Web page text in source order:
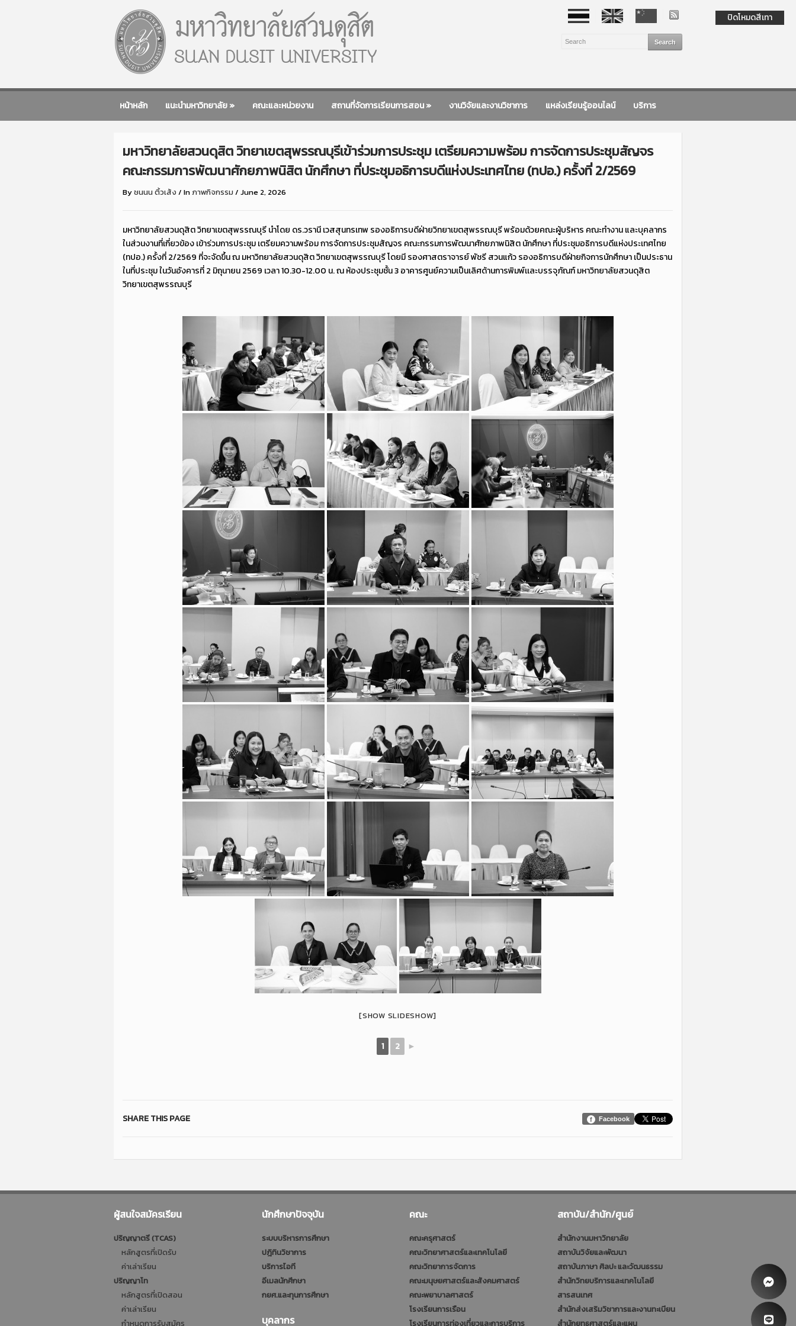
หน้าหลัก แนะนำมหาวิทยาลัย» คณะและหน่วยงาน สถานที่จัดการเรียนการสอน» งานวิจัยและงานวิชาการ แหล่งเรียนรู้ออนไลน์ บริการ
มหาวิทยาลัยสวนดุสิต วิทยาเขตสุพรรณบุรีเข้าร่วมการประชุม เตรียมความพร้อม การจัดการประชุมสัญจร
คณะกรรมการพัฒนาศักยภาพนิสิต นักศึกษา ที่ประชุมอธิการบดีแห่งประเทศไทย (ทปอ.) ครั้งที่ 2/2569
Byชนนน ติ้วเส้ง / Inภาพกิจกรรม / June 2, 2026
มหาวิทยาลัยสวนดุสิต วิทยาเขตสุพรรณบุรี นำโดย ดร.วรานี เวสสุนทรเทพ รองอธิการบดีฝ่ายวิทยาเขตสุพรรณบุรี พร้อมด้วยคณะผู้บริหาร คณะทำงาน และบุคลากร
ในส่วนงานที่เกี่ยวข้อง เข้าร่วมการประชุม เตรียมความพร้อม การจัดการประชุมสัญจร คณะกรรมการพัฒนาศักยภาพนิสิต นักศึกษา ที่ประชุมอธิการบดีแห่งประเทศไทย
(ทปอ.) ครั้งที่ 2/2569 ที่จะจัดขึ้น ณ มหาวิทยาลัยสวนดุสิต วิทยาเขตสุพรรณบุรี โดยมี รองศาสตราจารย์ พัชรี สวนแก้ว รองอธิการบดีฝ่ายกิจการนักศึกษา เป็นประธาน
ในที่ประชุม ในวันอังคารที่ 2 มิถุนายน 2569 เวลา 10.30-12.00 น. ณ ห้องประชุมชั้น 3 อาคารศูนย์ความเป็นเลิศด้านการพิมพ์เเละบรรจุภัณฑ์ มหาวิทยาลัยสวนดุสิต
วิทยาเขตสุพรรณบุรี
[SHOW SLIDESHOW]
1 2 ►
Facebook
SHARE THIS PAGE
ผู้สนใจสมัครเรียน
ปริญญาตรี (TCAS)
หลักสูตรที่เปิดรับ
ค่าเล่าเรียน
ปริญญาโท
หลักสูตรที่เปิดสอน
ค่าเล่าเรียน
กำหนดการรับสมัคร
นักศึกษาปัจจุบัน
ระบบบริหารการศึกษา
ปฎิทินวิชาการ
บริการไอที
อีเมลนักศึกษา
กยศ.และทุนการศึกษา
บุคลากร
คณะ
คณะครุศาสตร์
คณะวิทยาศาสตร์และเทคโนโลยี
คณะวิทยาการจัดการ
คณะมนุษยศาสตร์และสังคมศาสตร์
คณะพยาบาลศาสตร์
โรงเรียนการเรือน
โรงเรียนการท่องเที่ยวและการบริการ
สถาบัน/สำนัก/ศูนย์
สำนักงานมหาวิทยาลัย
สถาบันวิจัยและพัฒนา
สถาบันภาษา ศิลปะ และวัฒนธรรม
สำนักวิทยบริการและเทคโนโลยี
สารสนเทศ
สำนักส่งเสริมวิชาการและงานทะเบียน
สำนักยุทธศาสตร์และแผน
ปิดโหมดสีเทา